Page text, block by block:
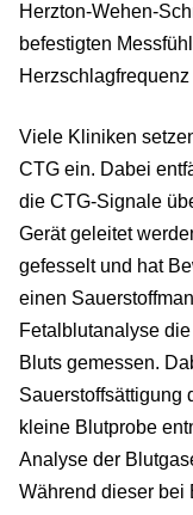
Herzton-Wehen-
befestigten
Viele Kliniken
CTG ein. Dabei
die CTG-Signale
Gerät geleitet
gefesselt und hat
einen
Fetalblutanalyse
Bluts gemessen.
Sauerstoffsättigung
kleine Blutprobe
Analyse der
Während dieser bei